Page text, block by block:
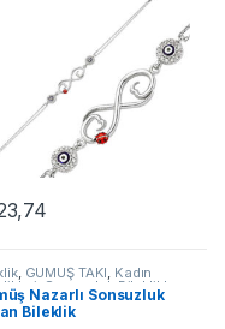
, GÜMÜŞ TAKI, Kadın
, Sonsuzluk Bileklikler
Nazarlı Sonsuzluk
Bileklik